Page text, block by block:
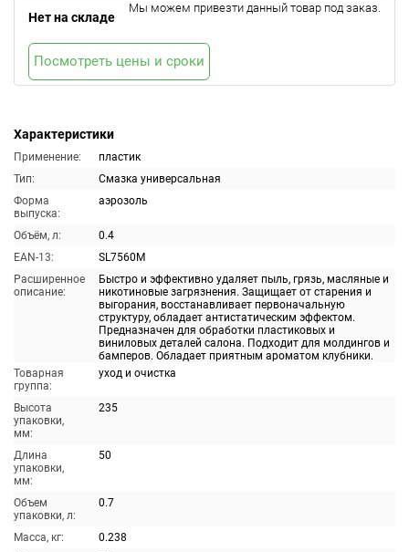
Характеристики
Применение:
пластик
Тип:
Смазка универсальная
Форма
выпуска:
аэрозоль
Объём, л:
0.4
EAN-13:
SL7560M
Расширенное
описание:
Быстро и эффективно удаляет пыль, грязь, масляные и
никотиновые загрязнения. Защищает от старения и
выгорания, восстанавливает первоначальную
структуру, обладает антистатическим эффектом.
Предназначен для обработки пластиковых и
виниловых деталей салона. Подходит для молдингов и
бамперов. Обладает приятным ароматом клубники.
Товарная
группа:
уход и очистка
Высота
упаковки,
мм:
235
Длина
упаковки,
мм:
50
Объем
упаковки, л:
0.7
Масса, кг:
0.238
Нет на складе
Мы можем привезти данный товар под заказ.
Посмотреть цены и сроки